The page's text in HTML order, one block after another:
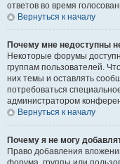
ответов во время
Вернуться к началу
Почему мне недоступны
Некоторые форумы
группам пользователей.
них темы и оставлять
потребоваться
администратором
Вернуться к началу
Почему я не могу
Право добавления